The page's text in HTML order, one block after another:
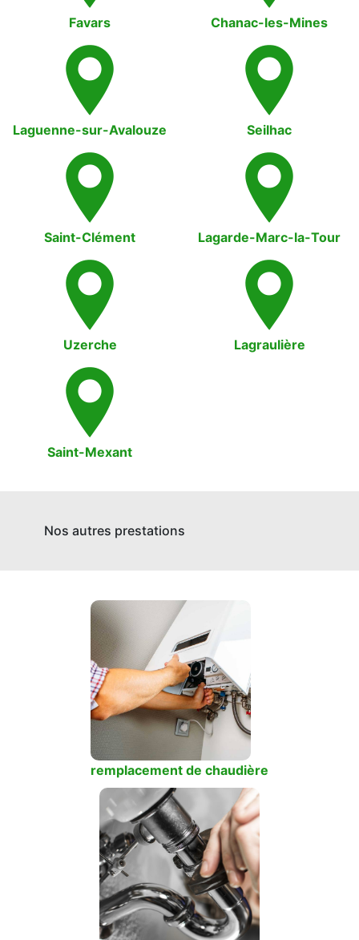
Favars Chanac-les-Mines
Laguenne-sur-Avalouze Seilhac
Saint-Clément Lagarde-Marc-la-Tour
Uzerche Lagraulière
Saint-Mexant
Nos autres prestations
remplacement de chaudière